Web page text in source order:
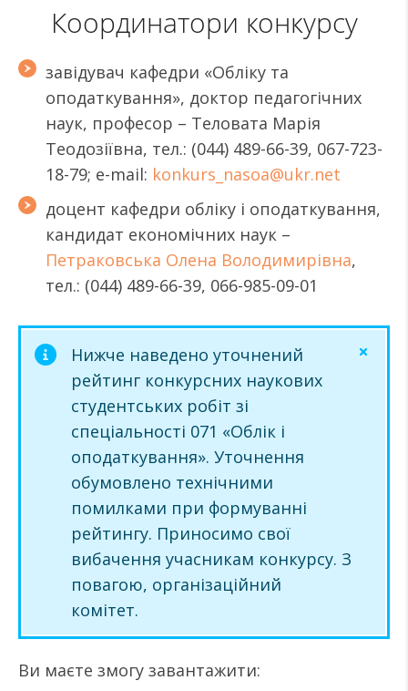
Координатори конкурсу
завідувач кафедри «Обліку та
оподаткування», доктор педагогічних
наук, професор – Теловата Марія
Теодозіївна, тел.: (044) 489-66-39, 067-723-
18-79; e-mail: konkurs_nasoa@ukr.net
доцент кафедри обліку і оподаткування,
кандидат економічних наук –
Петраковська Олена Володимирівна,
тел.: (044) 489-66-39, 066-985-09-01
Нижче наведено уточнений
рейтинг конкурсних наукових
студентських робіт зі
спеціальності 071 «Облік і
оподаткування». Уточнення
обумовлено технічними
помилками при формуванні
рейтингу. Приносимо свої
вибачення учасникам конкурсу. З
повагою, організаційний
комітет.
Ви маєте змогу завантажити: